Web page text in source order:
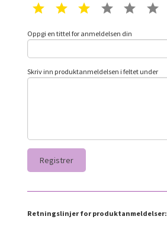
1 star 2 star 3 star 4 star 5 star
Oppgi en tittel for anmeldelsen din
Skriv inn produktanmeldelsen i feltet under
Retningslinjer for produktanmeldelser: